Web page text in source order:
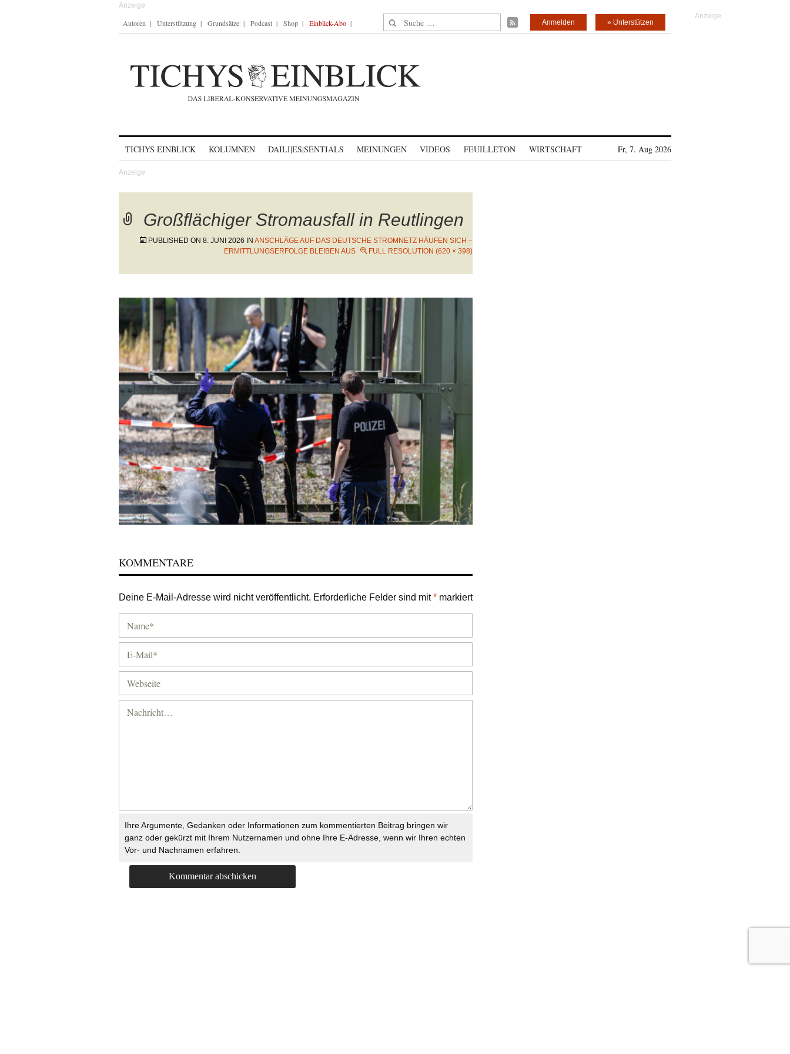
Autoren Unterstützung Grundsätze Podcast Shop Einblick-Abo Suche nach: » Unterstützen
Anmelden
TICHYS EINBLICK KOLUMNEN DAILI|ES|SENTIALS MEINUNGEN VIDEOS FEUILLETON WIRTSCHAFT Fr, 7. Aug 2026
Großflächiger Stromausfall in Reutlingen
PUBLISHED ON 8. JUNI 2026 IN ANSCHLÄGE AUF DAS DEUTSCHE STROMNETZ HÄUFEN SICH –
ERMITTLUNGSERFOLGE BLEIBEN AUS
FULL RESOLUTION (620 × 398)
KOMMENTARE
Deine E-Mail-Adresse wird nicht veröffentlicht. Erforderliche Felder sind mit* markiert
Ihre Argumente, Gedanken oder Informationen zum kommentierten Beitrag bringen wir
ganz oder gekürzt mit Ihrem Nutzernamen und ohne Ihre E-Adresse, wenn wir Ihren echten
Vor- und Nachnamen erfahren.